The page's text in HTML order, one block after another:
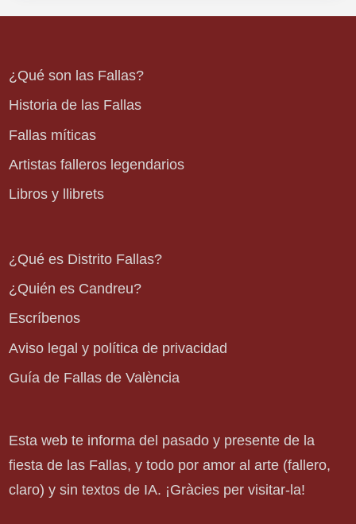
¿Qué son las Fallas?
Historia de las Fallas
Fallas míticas
Artistas falleros legendarios
Libros y llibrets
¿Qué es Distrito Fallas?
¿Quién es Candreu?
Escríbenos
Aviso legal y política de privacidad
Guía de Fallas de València
Esta web te informa del pasado y presente de la
fiesta de las Fallas, y todo por amor al arte (fallero,
claro) y sin textos de IA. ¡Gràcies per visitar-la!